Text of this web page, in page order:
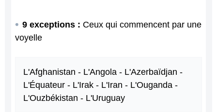
9 exceptions : Ceux qui commencent par une
voyelle
L'Afghanistan - L'Angola - L'Azerbaïdjan -
L'Équateur - L'Irak - L'Iran - L'Ouganda -
L'Ouzbékistan - L'Uruguay